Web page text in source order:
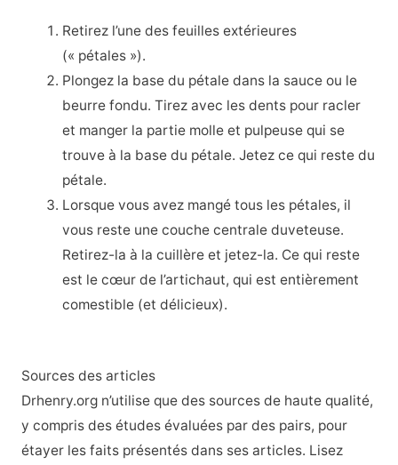
Retirez l’une des feuilles extérieures
(« pétales »).
Plongez la base du pétale dans la sauce ou le
beurre fondu. Tirez avec les dents pour racler
et manger la partie molle et pulpeuse qui se
trouve à la base du pétale. Jetez ce qui reste du
pétale.
Lorsque vous avez mangé tous les pétales, il
vous reste une couche centrale duveteuse.
Retirez-la à la cuillère et jetez-la. Ce qui reste
est le cœur de l’artichaut, qui est entièrement
comestible (et délicieux).
Sources des articles
Drhenry.org n’utilise que des sources de haute qualité,
y compris des études évaluées par des pairs, pour
étayer les faits présentés dans ses articles. Lisez